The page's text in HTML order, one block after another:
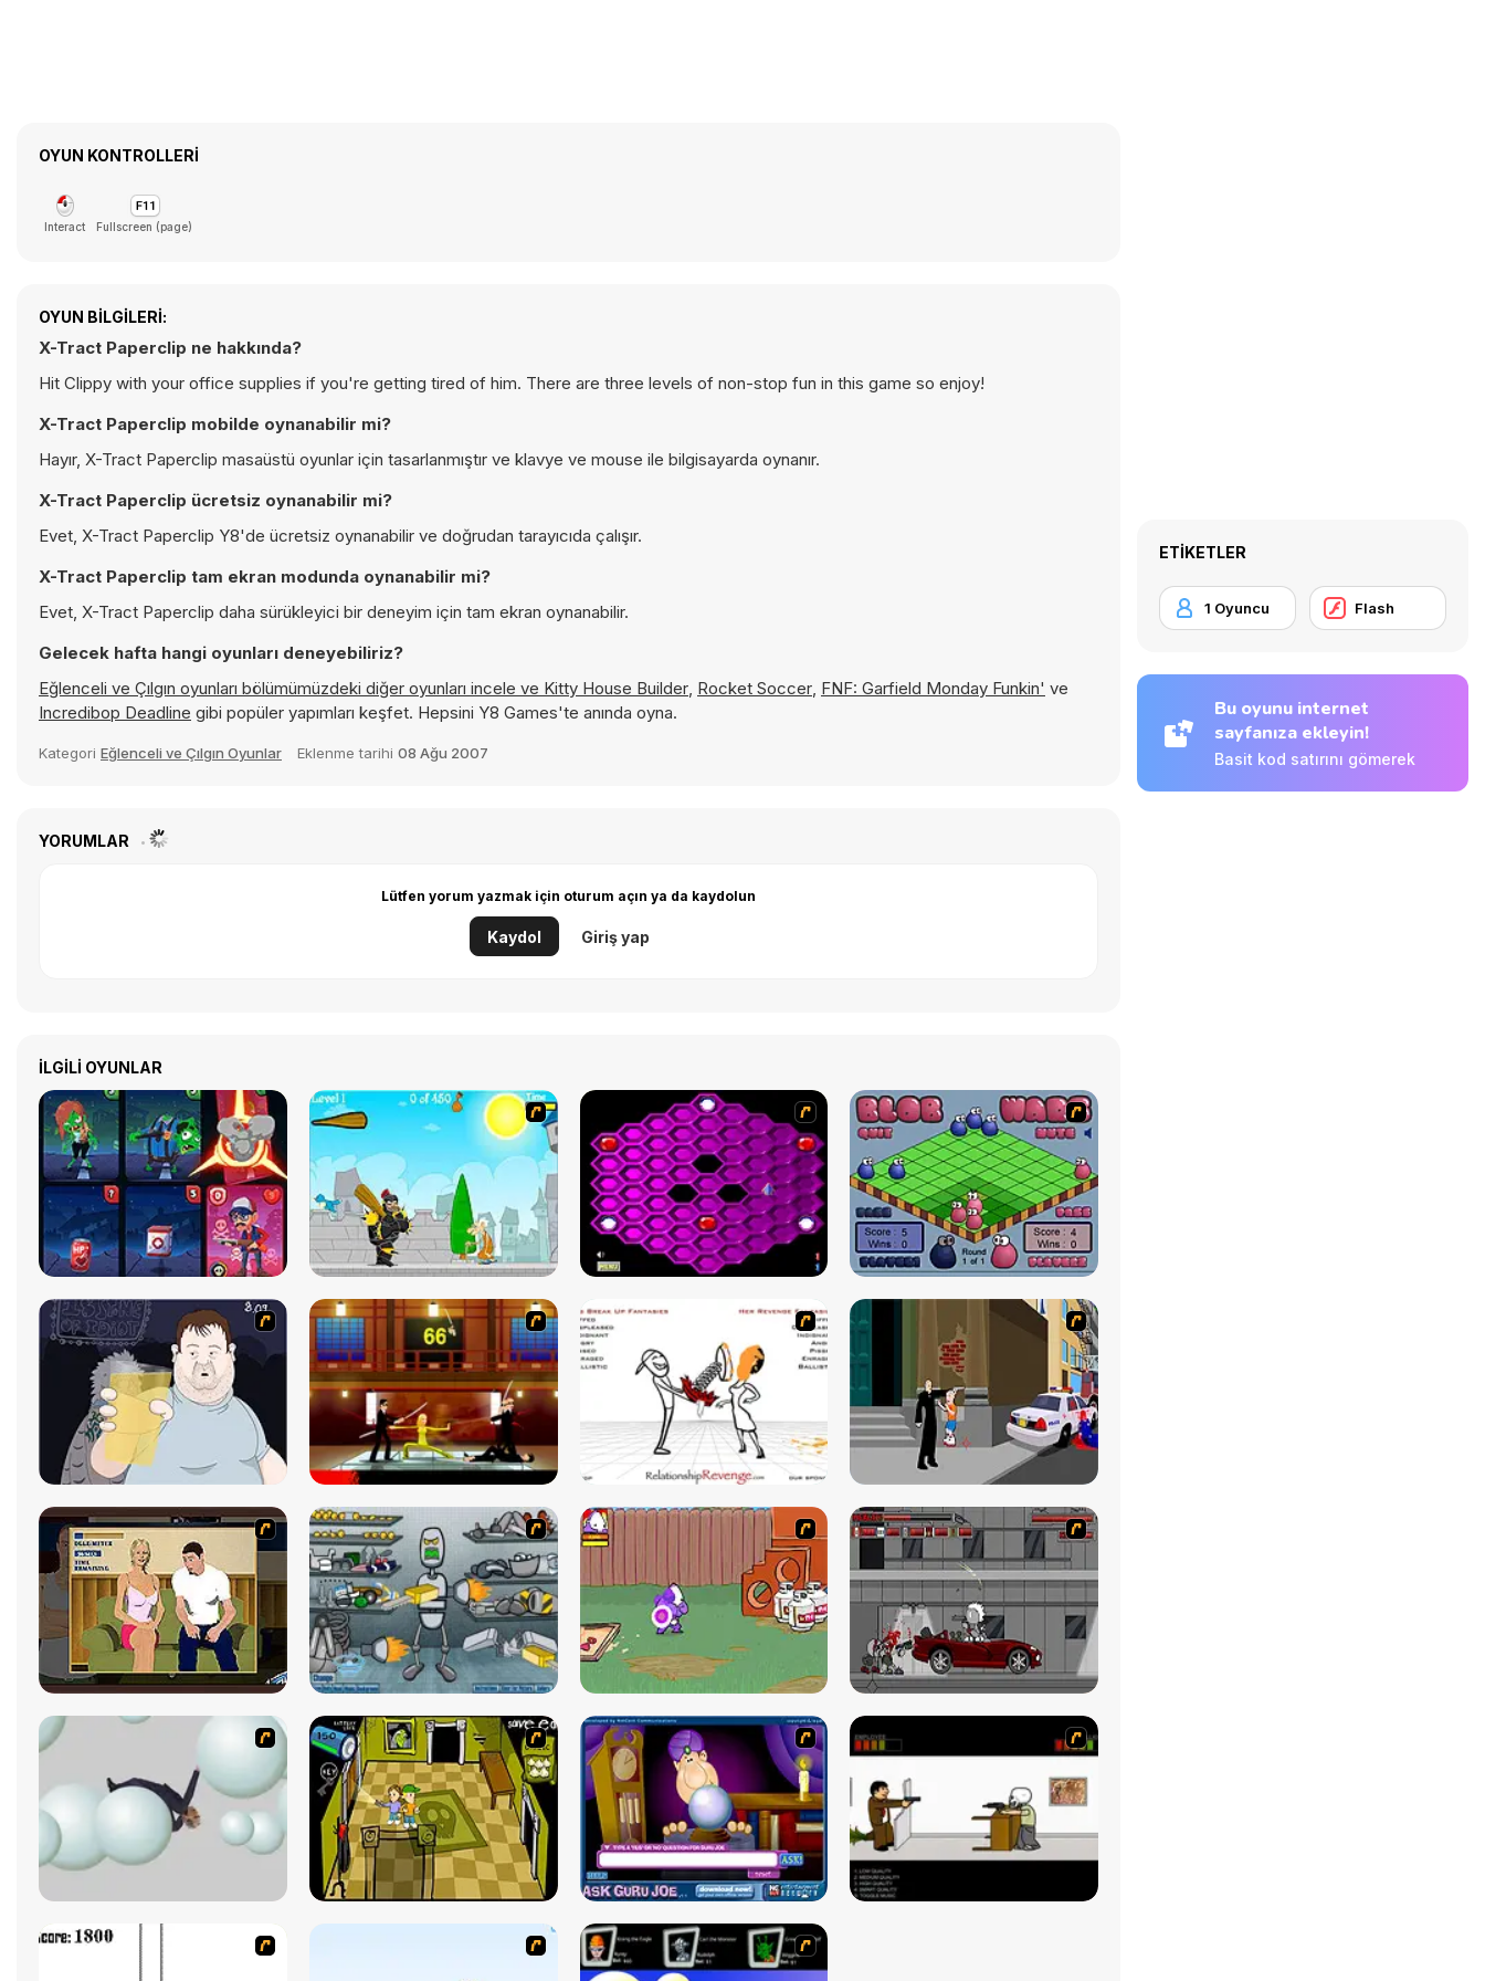
OYUN KONTROLLERI
Interact Fullscreen (page)
OYUN BILGILERI:
X-Tract Paperclip ne hakkında?
Hit Clippy with your office supplies if you're getting tired of him. There are three levels of non-stop fun in this game so enjoy!
X-Tract Paperclip mobilde oynanabilir mi?
Hayır, X-Tract Paperclip masaüstü oyunlar için tasarlanmıştır ve klavye ve mouse ile bilgisayarda oynanır.
X-Tract Paperclip ücretsiz oynanabilir mi?
Evet, X-Tract Paperclip Y8'de ücretsiz oynanabilir ve doğrudan tarayıcıda çalışır.
X-Tract Paperclip tam ekran modunda oynanabilir mi?
Evet, X-Tract Paperclip daha sürükleyici bir deneyim için tam ekran oynanabilir.
Gelecek hafta hangi oyunları deneyebiliriz?
Eğlenceli ve Çılgın oyunları bölümümüzdeki diğer oyunları incele ve Kitty House Builder, Rocket Soccer, FNF: Garfield Monday Funkin' ve
Incredibop Deadline gibi popüler yapımları keşfet. Hepsini Y8 Games'te anında oyna.
Kategori Eğlenceli ve Çılgın Oyunlar Eklenme tarihi 08 Ağu 2007
YORUMLAR
Lütfen yorum yazmak için oturum açın ya da kaydolun
Kaydol Giriş yap
İLGILI OYUNLAR
ETIKETLER
1 Oyuncu Flash
Bu oyunu internet
sayfanıza ekleyin!
Basit kod satırını gömerek